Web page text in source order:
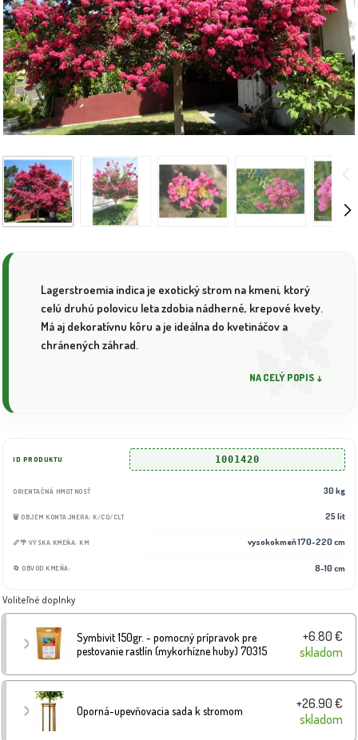
Lagerstroemia indica je exotický strom na kmeni, ktorý
celú druhú polovicu leta zdobia nádherné, krepové kvety.
Má aj dekoratívnu kôru a je ideálna do kvetináčov a
chránených záhrad.
NA CELÝ POPIS ↓
ID PRODUKTU 1001420
ORIENTAČNÁ HMOTNOSŤ 30 kg
🗑️ OBJEM KONTAJNERA: K/CO/CLT 25 lit
📏🌴 VÝSKA KMEŇA: KM vysokokmeň 170-220 cm
🔄 OBVOD KMEŇA: 8-10 cm
Voliteľné doplnky
Symbivit 150gr. - pomocný prípravok pre
pestovanie rastlín (mykorhízne huby) 70315
+6.80 €
skladom
Oporná-upevňovacia sada k stromom
+26.90 €
skladom